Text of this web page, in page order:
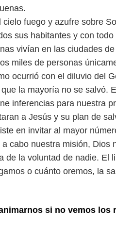
fuego y azufre sobre
sus habitantes y con todo
vivían en las ciudades
miles de personas
ocurrió con el diluvio del
que la mayoría no se salvó.
inferencias para nuestra
a Jesús y su plan de
en invitar al mayor
cabo nuestra misión, Dios
de la voluntad de nadie. El
o cuánto oremos, la
si no vemos los